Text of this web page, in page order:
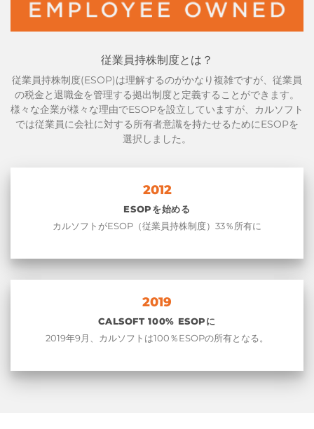
従業員持株制度とは？
従業員持株制度(ESOP)は理解するのがかなり複雑ですが、従業員
の税金と退職金を管理する拠出制度と定義することができます。
様々な企業が様々な理由でESOPを設立していますが、カルソフト
では従業員に会社に対する所有者意識を持たせるためにESOPを
選択しました。
2012
ESOPを始める
カルソフトがESOP（従業員持株制度）33％所有に
2019
CALSOFT 100% ESOPに
2019年9月、カルソフトは100％ESOPの所有となる。